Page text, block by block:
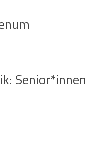
Senior*innen